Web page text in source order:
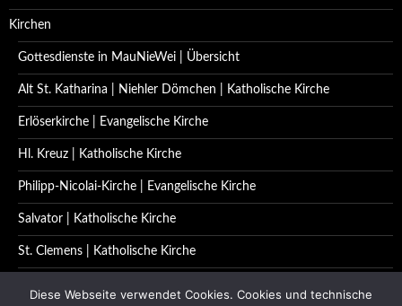
Kirchen
Gottesdienste in MauNieWei | Übersicht
Alt St. Katharina | Niehler Dömchen | Katholische Kirche
Erlöserkirche | Evangelische Kirche
Hl. Kreuz | Katholische Kirche
Philipp-Nicolai-Kirche | Evangelische Kirche
Salvator | Katholische Kirche
St. Clemens | Katholische Kirche
Diese Webseite verwendet Cookies. Cookies und technische